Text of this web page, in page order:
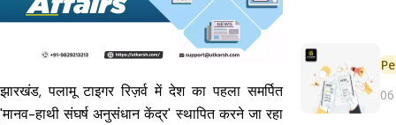
झारखंड, पलामू टाइगर रिज़र्व में देश का पहला समर्पित
'मानव-हाथी संघर्ष अनुसंधान केंद्र' स्थापित करने जा रहा